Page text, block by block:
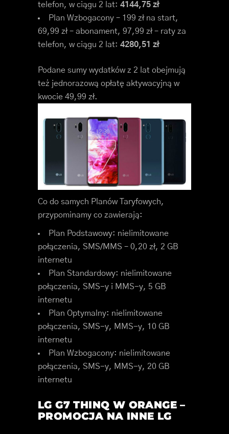
telefon, w ciągu 2 lat: 4144,75 zł
Plan Wzbogacony – 199 zł na start,
69,99 zł – abonament, 97,99 zł – raty za
telefon, w ciągu 2 lat: 4280,51 zł
Podane sumy wydatków z 2 lat obejmują
też jednorazową opłatę aktywacyjną w
kwocie 49,99 zł.
Co do samych Planów Taryfowych,
przypominamy co zawierają:
Plan Podstawowy: nielimitowane
połączenia, SMS/MMS – 0,20 zł, 2 GB
internetu
Plan Standardowy: nielimitowane
połączenia, SMS-y i MMS-y, 5 GB
internetu
Plan Optymalny: nielimitowane
połączenia, SMS-y, MMS-y, 10 GB
internetu
Plan Wzbogacony: nielimitowane
połączenia, SMS-y, MMS-y, 20 GB
internetu
LG G7 THINQ W ORANGE –
PROMOCJA NA INNE LG